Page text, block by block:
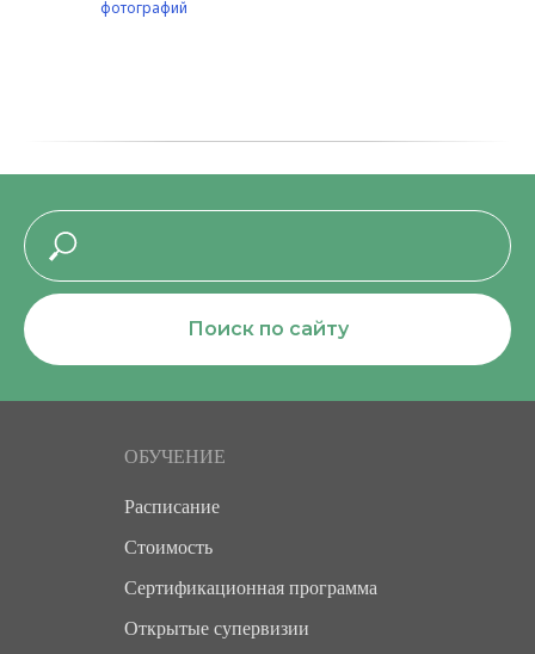
фотографий
Поиск по сайту
ОБУЧЕНИЕ
Расписание
Стоимость
Сертификационная программа
Открытые супервизии